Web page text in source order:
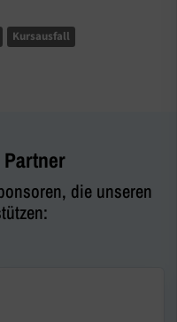
Kursausfall
die unseren